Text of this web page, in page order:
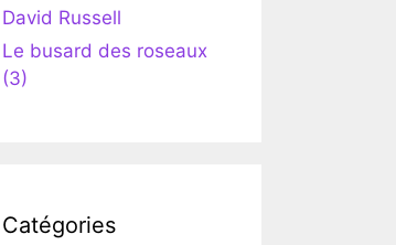
David Russell
Le busard des roseaux
(3)
Catégories